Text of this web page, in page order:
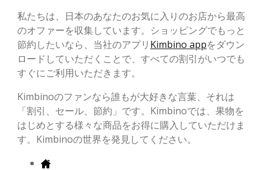
私たちは、日本のあなたのお気に入りのお店から最高
のオファーを収集しています。ショッピングでもっと
節約したいなら、当社のアプリ Kimbino appをダウン
ロードしていただくことで、すべての割引がいつでも
すぐにご利用いただきます。
Kimbinoのファンなら誰もが大好きな言葉、それは
「割引、セール、節約」です。Kimbinoでは、果物を
はじめとする様々な商品をお得に購入していただけま
す。Kimbinoの世界を発見してください。